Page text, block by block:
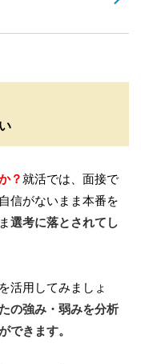
？就活では、面接で
信がないまま本番を
選考に落とされてし
活用してみましょ
の強み・弱みを分析
できます。